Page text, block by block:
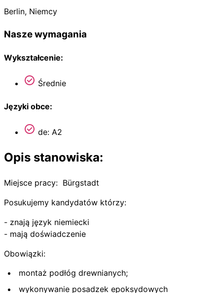
Berlin, Niemcy
Nasze wymagania
Wykształcenie:
Średnie
Języki obce:
de: A2
Opis stanowiska:
Miejsce pracy: Bürgstadt
Posukujemy kandydatów którzy:
- znają język niemiecki
- mają doświadczenie
Obowiązki:
montaż podłóg drewnianych;
wykonywanie posadzek epoksydowych